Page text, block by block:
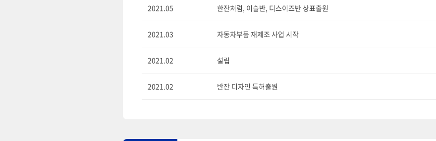
2021.05 한잔처럼, 이슬반, 디스이즈반 상표출원
2021.03 자동차부품 재제조 사업 시작
2021.02 설립
2021.02 반잔 디자인 특허출원